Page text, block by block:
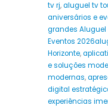
tv rj,aluguel tv
aniversários e
grandes Aluguel
Eventos
Horizonte,
e soluções
modernas,
digital
experiências